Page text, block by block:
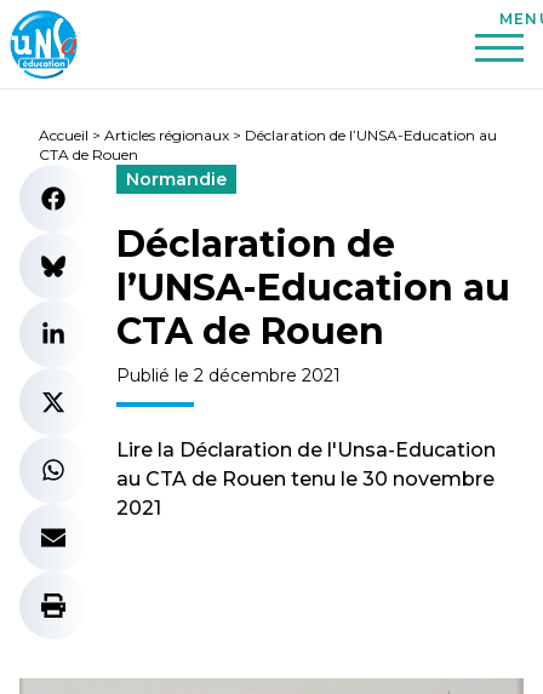
Accueil > Articles régionaux > Déclaration de l’UNSA-Education au
CTA de Rouen
Normandie
Déclaration de
l’UNSA-Education au
CTA de Rouen
Publié le 2 décembre 2021
Lire la Déclaration de l'Unsa-Education
au CTA de Rouen tenu le 30 novembre
2021